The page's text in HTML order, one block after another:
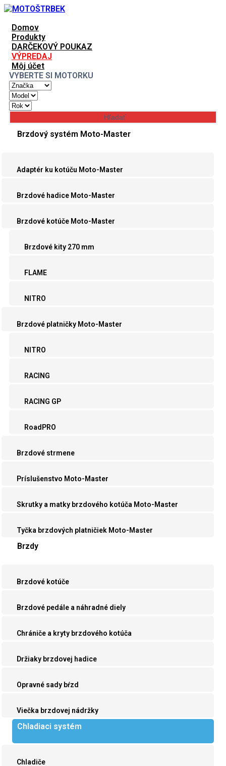
Domov
Produkty
DARČEKOVÝ POUKAZ
VÝPREDAJ
Môj účet
VYBERTE SI MOTORKU
Brzdový systém Moto-Master
Adaptér ku kotúču Moto-Master
Brzdové hadice Moto-Master
Brzdové kotúče Moto-Master
Brzdové kity 270 mm
FLAME
NITRO
Brzdové platničky Moto-Master
NITRO
RACING
RACING GP
RoadPRO
Brzdové strmene
Príslušenstvo Moto-Master
Skrutky a matky brzdového kotúča Moto-Master
Tyčka brzdových platničiek Moto-Master
Brzdy
Brzdové kotúče
Brzdové pedále a náhradné diely
Chrániče a kryty brzdového kotúča
Držiaky brzdovej hadice
Opravné sady bŕzd
Viečka brzdovej nádržky
Chladiaci systém
Chladiče